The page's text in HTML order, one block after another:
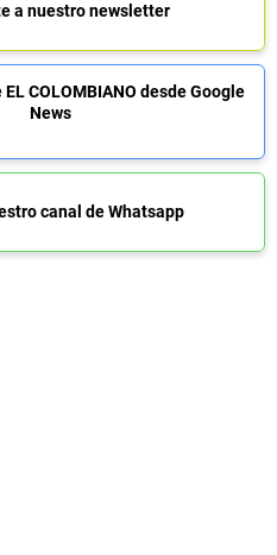
a nuestro newsletter
COLOMBIANO desde Google
News
canal de Whatsapp